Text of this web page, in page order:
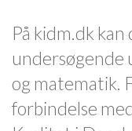
På kidm.dk
undersøgende
og matematik.
forbindelse